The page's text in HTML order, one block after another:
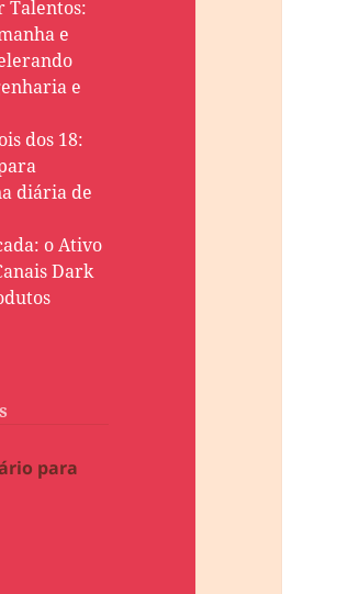
Talentos:
e
e
dos 18:
diária de
o Ativo
Dark
para